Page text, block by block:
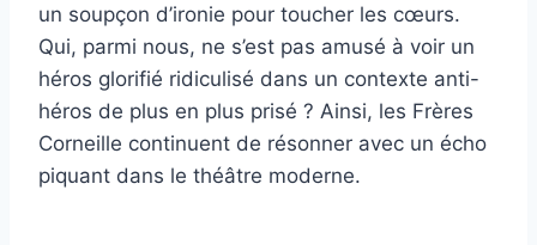
un soupçon d’ironie pour toucher les cœurs.
Qui, parmi nous, ne s’est pas amusé à voir un
héros glorifié ridiculisé dans un contexte anti-
héros de plus en plus prisé ? Ainsi, les Frères
Corneille continuent de résonner avec un écho
piquant dans le théâtre moderne.